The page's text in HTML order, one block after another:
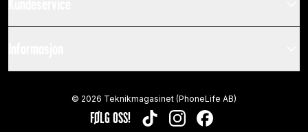
FØLG OSS! TIKTOKINSTAGRAMFACEBOOK
© 2026 Teknikmagasinet (PhoneLife AB)